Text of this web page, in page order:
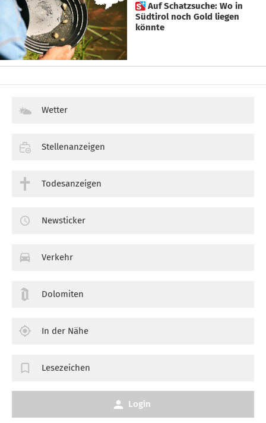
 Auf Schatzsuche: Wo in
Südtirol noch Gold liegen
könnte
Wetter
Stellenanzeigen
Todesanzeigen
Newsticker
Verkehr
Dolomiten
In der Nähe
Lesezeichen
Login